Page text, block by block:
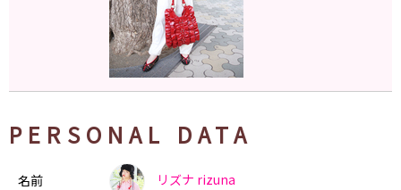
PERSONAL DATA
名前 リズナ rizuna